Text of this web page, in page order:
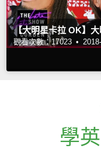
【大明星卡拉 OK】
觀看次數：17023 •
學